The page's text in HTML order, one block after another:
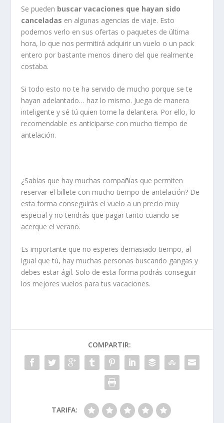
Se pueden buscar vacaciones que hayan sido
canceladas en algunas agencias de viaje. Esto
podemos verlo en sus ofertas o paquetes de última
hora, lo que nos permitirá adquirir un vuelo o un pack
entero por bastante menos dinero del que realmente
costaba.
Si todo esto no te ha servido de mucho porque se te
hayan adelantado… haz lo mismo. Juega de manera
inteligente y sé tú quien tome la delantera. Por ello, lo
recomendable es anticiparse con mucho tiempo de
antelación.
¿Sabías que hay muchas compañías que permiten
reservar el billete con mucho tiempo de antelación? De
esta forma conseguirás el vuelo a un precio muy
especial y no tendrás que pagar tanto cuando se
acerque el verano.
Es importante que no esperes demasiado tiempo, al
igual que tú, hay muchas personas buscando gangas y
debes estar ágil. Solo de esta forma podrás conseguir
los mejores vuelos para tus vacaciones.
COMPARTIR:
TARIFA: